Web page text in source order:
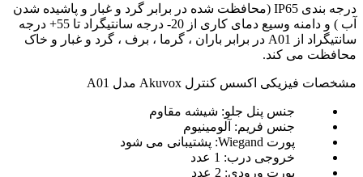
درجه بندی IP65 (محافظت شده در برابر گرد و غبار و پاشیده شدن
آب ) و دامنه وسیع دمای کاری از 20- درجه سانتیگراد تا 55+ درجه
سانتیگراد از A01 در برابر باران ، گرما ، برف ، گرد و غبار و خاک
محافظت می کند.
مشخصات فیزیکی اکسس کنترل Akuvox مدل A01
جنس پنل جلو: شیشه مقاوم
جنس فریم: آلومینیوم
پورت Wiegand: پشتیبانی می شود
خروجی درب: 1 عدد
پورت ورودی: 2 عدد